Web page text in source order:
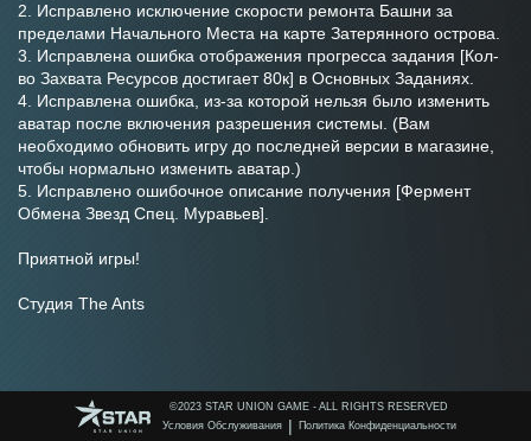
2. Исправлено исключение скорости ремонта Башни за
пределами Начального Места на карте Затерянного острова.
3. Исправлена ошибка отображения прогресса задания [Кол-
во Захвата Ресурсов достигает 80к] в Основных Заданиях.
4. Исправлена ошибка, из-за которой нельзя было изменить
аватар после включения разрешения системы. (Вам
необходимо обновить игру до последней версии в магазине,
чтобы нормально изменить аватар.)
5. Исправлено ошибочное описание получения [Фермент
Обмена Звезд Спец. Муравьев].
Приятной игры!
Студия The Ants
©️2023 STAR UNION GAME - ALL RIGHTS RESERVED
Условия Обслуживания
| Политика Конфиденциальности